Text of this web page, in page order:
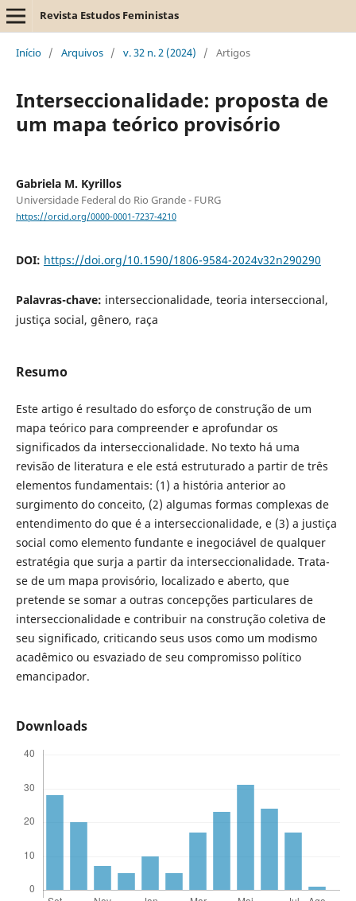
Revista Estudos Feministas
Início / Arquivos / v. 32 n. 2 (2024) / Artigos
Interseccionalidade: proposta de
um mapa teórico provisório
Gabriela M. Kyrillos
Universidade Federal do Rio Grande - FURG
https://orcid.org/0000-0001-7237-4210
DOI: https://doi.org/10.1590/1806-9584-2024v32n290290
Palavras-chave: interseccionalidade, teoria interseccional,
justiça social, gênero, raça
Resumo
Este artigo é resultado do esforço de construção de um
mapa teórico para compreender e aprofundar os
significados da interseccionalidade. No texto há uma
revisão de literatura e ele está estruturado a partir de três
elementos fundamentais: (1) a história anterior ao
surgimento do conceito, (2) algumas formas complexas de
entendimento do que é a interseccionalidade, e (3) a justiça
social como elemento fundante e inegociável de qualquer
estratégia que surja a partir da interseccionalidade. Trata-
se de um mapa provisório, localizado e aberto, que
pretende se somar a outras concepções particulares de
interseccionalidade e contribuir na construção coletiva de
seu significado, criticando seus usos como um modismo
acadêmico ou esvaziado de seu compromisso político
emancipador.
Downloads